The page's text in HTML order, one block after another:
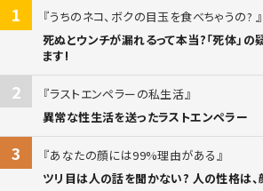
1
うちのネコ、ボクの目玉を食べちゃうの?
死ぬとウンチが漏れるって本当?「死体」
ます!
2
ラストエンペラーの私生活
異常な性生活を送ったラストエンペラー
3
あなたの顔には99%理由がある
ツリ目は人の話を聞かない? 人の性格は、